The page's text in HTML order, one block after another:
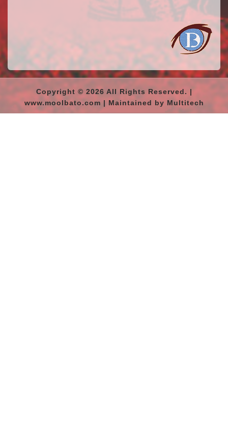
Copyright © 2026 All Rights Reserved. |
www.moolbato.com | Maintained by Multitech